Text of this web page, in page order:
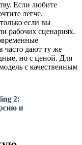
Если любите
легче.
если вы
рабочих сценариях.
часто дают ту же
но с ценой. Для
с качественным
2:
и